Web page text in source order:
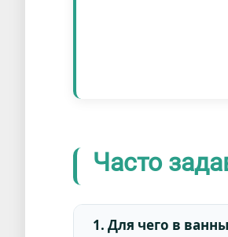
Часто
1. Для чего в